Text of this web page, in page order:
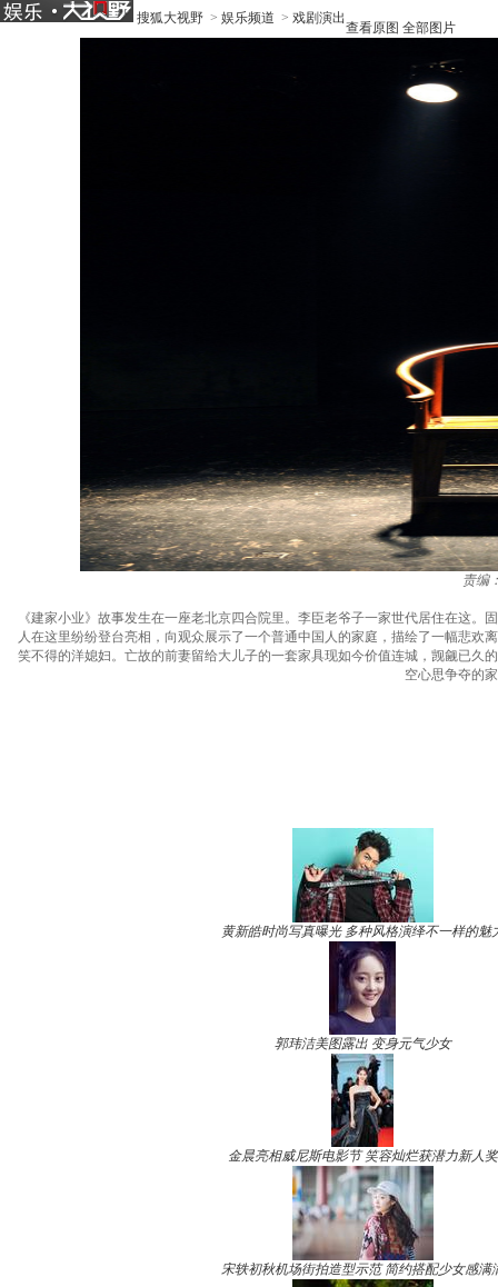
搜狐大视野 > 娱乐频道 > 戏剧演出
查看原图 全部图片
责编
《建家小业》故事发生在一座老北京四合院里。李臣老爷子一家世代居住在这
人在这里纷纷登台亮相，向观众展示了一个普通中国人的家庭，描绘了一幅悲
笑不得的洋媳妇。亡故的前妻留给大儿子的一套家具现如今价值连城，觊觎已
空心思争夺的
黄新皓时尚写真曝光 多种风格演绎不一样的魅
郭玮洁美图露出 变身元气少女
金晨亮相威尼斯电影节 笑容灿烂获潜力新人奖
宋轶初秋机场街拍造型示范 简约搭配少女感满